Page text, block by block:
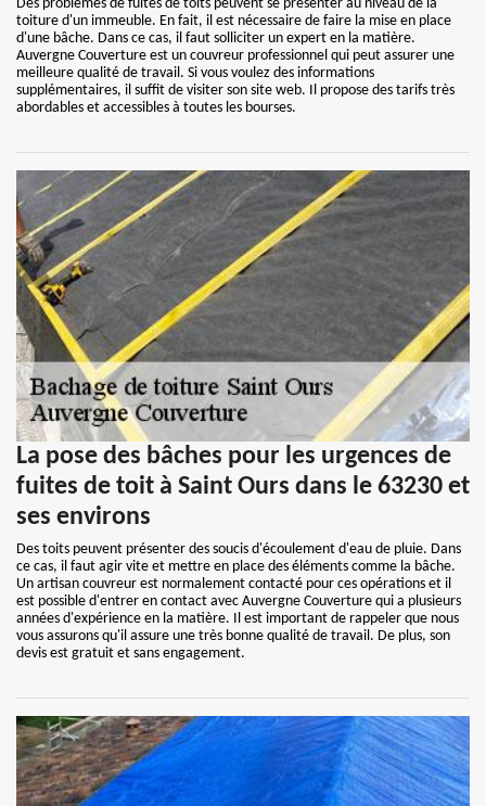
Des problèmes de fuites de toits peuvent se présenter au niveau de la
toiture d'un immeuble. En fait, il est nécessaire de faire la mise en place
d'une bâche. Dans ce cas, il faut solliciter un expert en la matière.
Auvergne Couverture est un couvreur professionnel qui peut assurer une
meilleure qualité de travail. Si vous voulez des informations
supplémentaires, il suffit de visiter son site web. Il propose des tarifs très
abordables et accessibles à toutes les bourses.
La pose des bâches pour les urgences de
fuites de toit à Saint Ours dans le 63230 et
ses environs
Des toits peuvent présenter des soucis d'écoulement d'eau de pluie. Dans
ce cas, il faut agir vite et mettre en place des éléments comme la bâche.
Un artisan couvreur est normalement contacté pour ces opérations et il
est possible d'entrer en contact avec Auvergne Couverture qui a plusieurs
années d'expérience en la matière. Il est important de rappeler que nous
vous assurons qu'il assure une très bonne qualité de travail. De plus, son
devis est gratuit et sans engagement.